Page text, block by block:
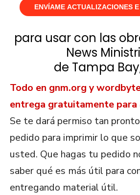
para usar con las
News
de Tampa
Todo en gnm.org y
entrega gratuitamente para
Se te dará permiso tan
pedido para imprimir lo que
usted. Que hagas tu pedido
saber qué es más útil para
entregando material útil.